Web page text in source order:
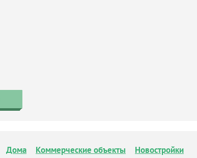
Дома Коммерческие объекты Новостройки